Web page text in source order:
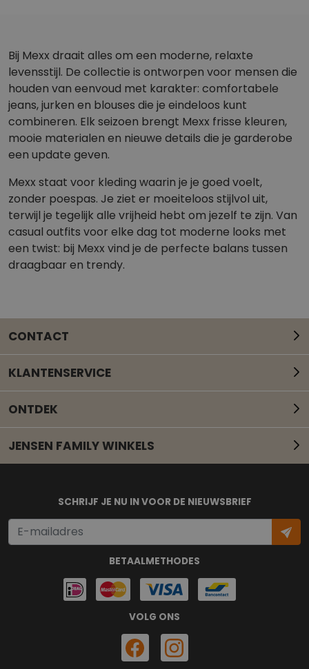
Bij Mexx draait alles om een moderne, relaxte
levensstijl. De collectie is ontworpen voor mensen die
houden van eenvoud met karakter: comfortabele
jeans, jurken en blouses die je eindeloos kunt
combineren. Elk seizoen brengt Mexx frisse kleuren,
mooie materialen en nieuwe details die je garderobe
een update geven.
Mexx staat voor kleding waarin je je goed voelt,
zonder poespas. Je ziet er moeiteloos stijlvol uit,
terwijl je tegelijk alle vrijheid hebt om jezelf te zijn. Van
casual outfits voor elke dag tot moderne looks met
een twist: bij Mexx vind je de perfecte balans tussen
draagbaar en trendy.
CONTACT
Mail onze klantenservice
KLANTENSERVICE
ONTDEK
JENSEN FAMILY WINKELS
BETAALMETHODES
SCHRIJF JE NU IN VOOR DE NIEUWSBRIEF
VOLG ONS